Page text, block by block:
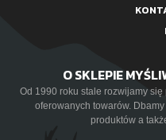
O SKLEPIE
Od 1990 roku stale rozwijamy
oferowanych towarów.
produktów a